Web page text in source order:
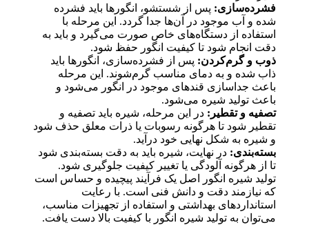
فشرده‌سازی: پس از شستشو، انگورها باید فشرده
شده و آب موجود در آن‌ها جدا گردد. این مرحله با
استفاده از دستگاه‌های خاص صورت می‌گیرد و باید به
دقت انجام شود تا کیفیت انگور حفظ شود.
ذوب و گرم‌کردن: پس از فشرده‌سازی، انگورها باید
ذاب شده و به دمای مناسب گرم‌شوند. این مرحله
باعث جداسازی قندهای موجود در انگور می‌شود و
باعث تولید شیره می‌شود.
تصفیه و تقطیر: در این مرحله، شیره باید تصفیه و
تقطیر شود تا هرگونه رسوبات یا ذرات معلق حذف شود
و شیره به شکل نهایی خود درآید.
بسته‌بندی: در نهایت، شیره باید به دقت بسته‌بندی شود
تا از هرگونه آلودگی یا تغییر کیفیت جلوگیری شود.
تولید شیره انگور اصل یک فرآیند پیچیده و حساس است
که نیازمند دقت و دانش فنی است. با رعایت
استانداردهای بهداشتی و استفاده از تجهیزات مناسب،
می‌توان به تولید شیره انگور با کیفیت بالا دست یافت.